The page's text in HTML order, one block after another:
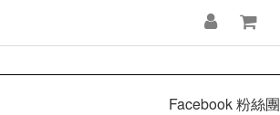
Facebook 粉絲團